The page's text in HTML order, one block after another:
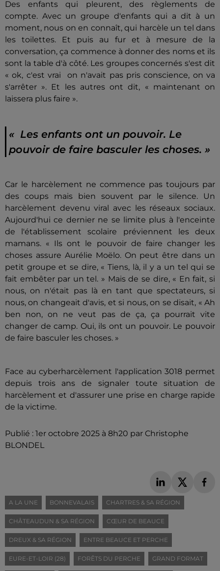
Des enfants qui pleurent, des règlements de
compte. Avec un groupe d'enfants qui a dit à un
moment, nous on en connaît, qui harcèle un tel dans
les toilettes. Et puis au fur et à mesure de la
conversation, ça commence à donner des noms et ils
sont la table d'à côté. Les groupes concernés s'est dit
« ok, c'est vrai on n'avait pas pris conscience, on va
s'arrêter ». Et les autres ont dit, « maintenant on
laissera plus faire ».
« Les enfants ont un pouvoir. Le
pouvoir de faire basculer les choses. »
Car le harcèlement ne commence pas toujours par
des coups mais bien souvent par le silence. Un
harcèlement devenu viral avec les réseaux sociaux.
Aujourd'hui ce dernier ne se limite plus à l'enceinte
de l'établissement scolaire préviennent les deux
mamans. « Ils ont le pouvoir de faire changer les
choses assure Aurélie Moëlo. On peut être dans un
petit groupe et se dire, « Tiens, là, il y a un tel qui se
fait embêter par un tel. » Mais de se dire, « En fait, si
nous, on n'était pas là en tant que spectateurs, si
nous, on changeait d'avis, et si nous, on se disait, « Ah
ben non, on ne veut pas de ça, ça pourrait vite
changer de camp. Oui, ils ont un pouvoir. Le pouvoir
de faire basculer les choses. »
Face au cyberharcèlement l'application 3018 permet
depuis trois ans de signaler toute situation de
harcèlement et d'assurer une prise en charge rapide
de la victime.
Publié : 1er octobre 2025 à 8h20 par Christophe
BLONDEL
A LA UNE BONNEVALAIS CHARTRES & SA RÉGION
CHÂTEAUDUN & SA RÉGION CŒUR DE BEAUCE
DREUX & SA RÉGION ENTRE BEAUCE ET PERCHE
EURE-ET-LOIR (28) FORÊTS DU PERCHE GRAND FORMAT